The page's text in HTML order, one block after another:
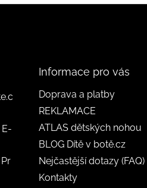
Informace pro vás
Doprava a platby
REKLAMACE
ATLAS dětských nohou
BLOG Dítě v botě.cz
Nejčastější dotazy (FAQ)
Kontakty